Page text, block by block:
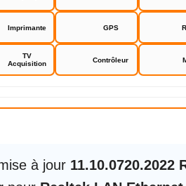
Imprimante GPS
TV
Acquisition
Contrôleur
Realtek LAN Ethernet driver
à jour 11.10.0720.2022